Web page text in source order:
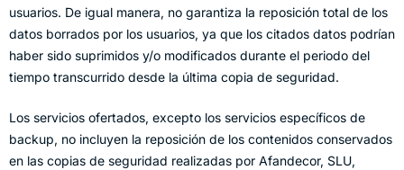
usuarios. De igual manera, no garantiza la reposición total de los
datos borrados por los usuarios, ya que los citados datos podrían
haber sido suprimidos y/o modificados durante el periodo del
tiempo transcurrido desde la última copia de seguridad.
Los servicios ofertados, excepto los servicios específicos de
backup, no incluyen la reposición de los contenidos conservados
en las copias de seguridad realizadas por Afandecor, SLU,